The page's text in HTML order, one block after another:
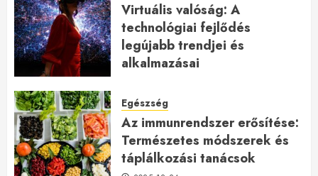
Virtuális valóság: A
technológiai fejlődés
legújabb trendjei és
alkalmazásai
Egészség
Az immunrendszer erősítése:
Természetes módszerek és
táplálkozási tanácsok